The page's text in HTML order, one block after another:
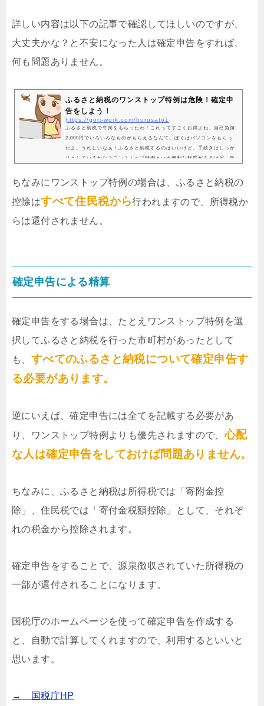
詳しい内容は以下の記事で確認してほしいのですが、
大丈夫かな？と不安になった人は確定申告をすれば、
何も問題ありません。
ふるさと納税のワンストップ特例は危険！確定申
告をしよう！
https://gori-work.com/hurusato1
ふるさと納税で牛肉をもらったわ！これってすごくお得よね。自己負担
2,000円でいろいろなものがもらえるなんて。ぼくはパソコンをもらっ
たよ。うれしいなぁ！ふるさと納税するのはいいけど、手続きはしっか
りとしているかな？ワンストップ特例という便利な制度があるけど、気
えっ！えっ！そんな不安な人のために、今日はふるさと納税のワンスト
ップ特例のリスクと確定申告について説明するね。ワンストップ特例の
制度を本当にわかっていますか？たくさんふるさと納税...
ちなみにワンストップ特例の場合は、ふるさと納税の
控除はすべて住民税から行われますので、所得税か
らは還付されません。
確定申告による精算
確定申告をする場合は、たとえワンストップ特例を選
択してふるさと納税を行った市町村があったとして
も、 すべてのふるさと納税について確定申告す
る必要があります。
逆にいえば、確定申告には全てを記載する必要があ
り、ワンストップ特例よりも優先されますので、心配
な人は確定申告をしておけば問題ありません。
ちなみに、ふるさと納税は所得税では「寄附金控
除」、住民税では「寄付金税額控除」として、それぞ
れの税金から控除されます。
確定申告をすることで、源泉徴収されていた所得税の
一部が還付されることになります。
国税庁のホームページを使って確定申告を作成する
と、自動で計算してくれますので、利用するといいと
思います。
→ 国税庁HP